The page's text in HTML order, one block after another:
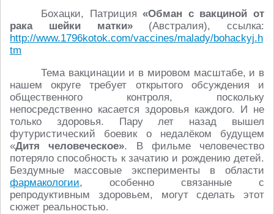
Бохацки, Патриция«Обман с вакциной от
рака шейки матки»(Австралия), ссылка:
http://www.1796kotok.com/vaccines/malady/bohackyj.h
tm
Тема вакцинации и в мировом масштабе, и в
нашем округе требует открытого обсуждения и
общественного контроля, поскольку
непосредственно касается здоровья каждого. И не
только здоровья. Пару лет назад вышел
футуристический боевик о недалёком будущем
«Дитя человеческое». В фильме человечество
потеряло способность к зачатию и рождению детей.
Бездумные массовые эксперименты в области
фармакологии, особенно связанные с
репродуктивным здоровьем, могут сделать этот
сюжет реальностью.